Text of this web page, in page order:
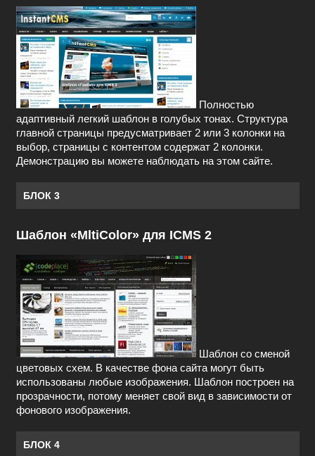
Полностью
адаптивный легкий шаблон в голубых тонах. Структура
главной страницы предусматривает 2 или 3 колонки на
выбор, страницы с контентом содержат 2 колонки.
Демонстрацию вы можете наблюдать на этом сайте.
БЛОК 3
Шаблон «MltiColor» для ICMS 2
Шаблон со сменой
цветовых схем. В качестве фона сайта могут быть
использованы любые изображения. Шаблон построен на
прозрачности, потому меняет свой вид в зависимости от
фонового изображения.
БЛОК 4